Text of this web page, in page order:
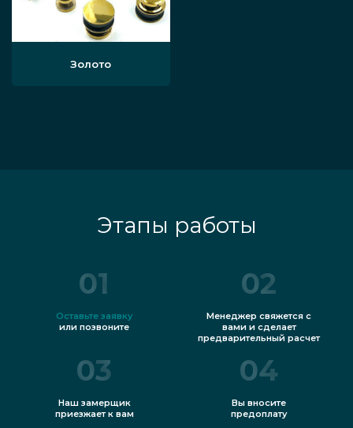
любого интернет-магазина.
Золото
Этапы работы
01
Оставьте заявку
или позвоните
02
Менеджер свяжется с
вами и сделает
предварительный расчет
03
Наш замерщик
приезжает к вам
04
Вы вносите
предоплату